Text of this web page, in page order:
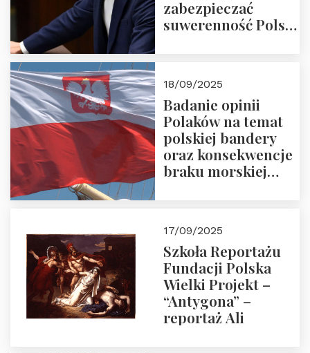
zabezpieczać
suwerenność Polski
18/09/2025
Badanie opinii
Polaków na temat
polskiej bandery
oraz konsekwencje
braku morskiej
17/09/2025
Szkoła Reportażu
Fundacji Polska
Wielki Projekt –
“Antygona” –
reportaż Ali